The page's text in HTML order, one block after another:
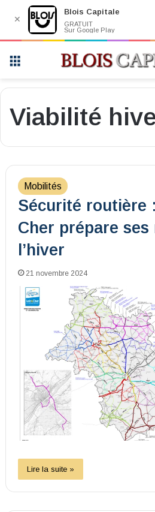
Viabilité
Mobilités
Sécurité routière
Cher prépare
l’hiver
21 novembre 2024
Lire la suite »
✕
Blois Capitale
GRATUIT
Sur Google Play